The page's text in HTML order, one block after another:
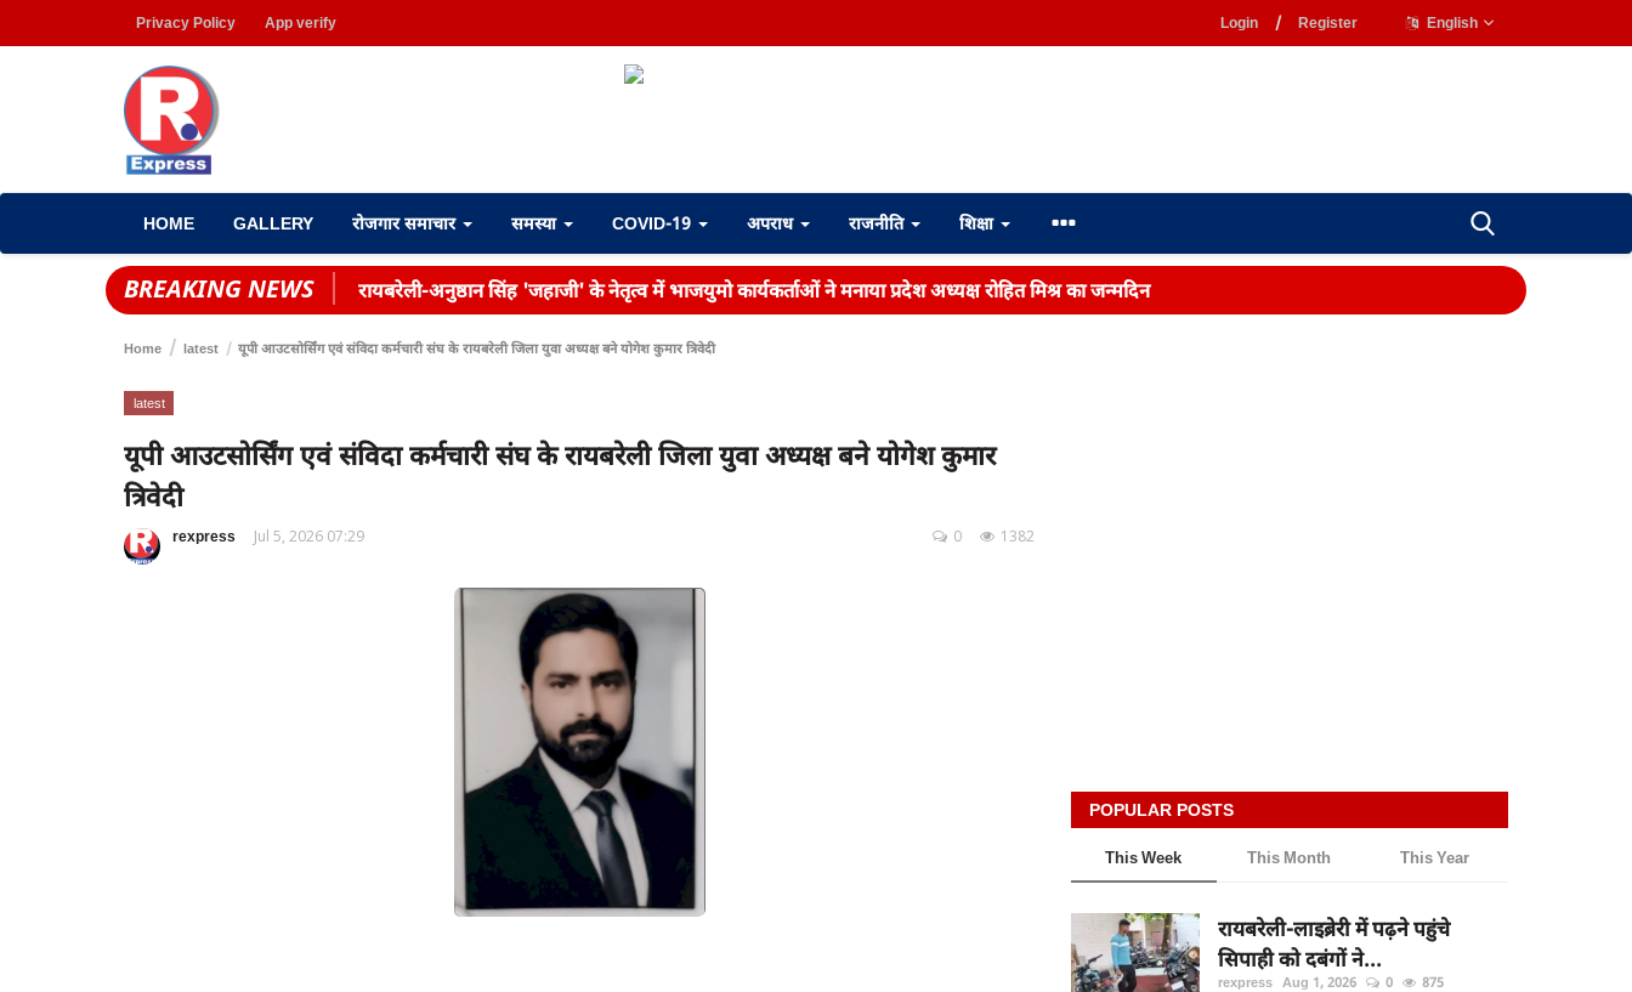
Privacy Policy App verify Login / Register English
HOME GALLERY रोजगार समाचार समस्या COVID-19 अपराध राजनीति शिक्षा
BREAKING NEWS रायबरेली-अनुष्ठान सिंह 'जहाजी' के नेतृत्व में भाजयुमो कार्यकर्ताओं ने मनाया प्रदेश अध्यक्ष रोहित मिश्र का जन्मदिन
Home latest यूपी आउटसोर्सिंग एवं संविदा कर्मचारी संघ के रायबरेली जिला युवा अध्यक्ष बने योगेश कुमार त्रिवेदी
latest
यूपी आउटसोर्सिंग एवं संविदा कर्मचारी संघ के रायबरेली जिला युवा अध्यक्ष बने योगेश कुमार
त्रिवेदी
rexpress Jul 5, 2026 07:29 1382
0
POPULAR POSTS
This Week This Month This Year
रायबरेली-लाइब्रेरी में पढ़ने पहुंचे
सिपाही को दबंगों ने...
rexpress Aug 1, 2026 0 875